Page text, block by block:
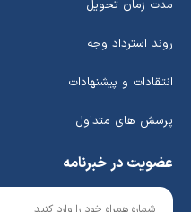
مدت زمان تحویل
روند استرداد وجه
انتقادات و پیشنهادات
پرسش های متداول
عضویت در خبرنامه